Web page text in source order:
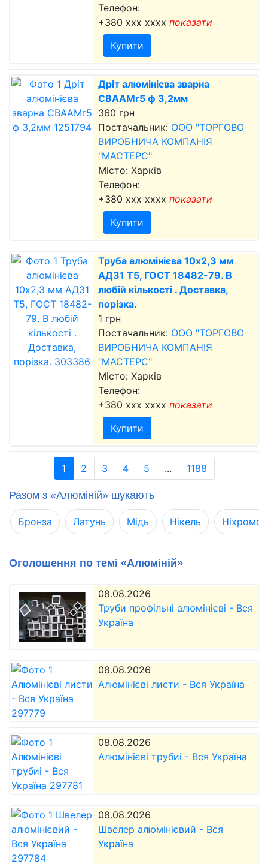
Телефон:
+380 xxx xxxx показати
Купити
Дріт алюмінієва зварна
СВААМг5 ф 3,2мм
360 грн
Постачальник: ООО "ТОРГОВО
ВИРОБНИЧА КОМПАНІЯ
"МАСТЕРС"
Місто: Харків
Телефон:
+380 xxx xxxx показати
Купити
Труба алюмінієва 10х2,3 мм
АД31 Т5, ГОСТ 18482-79. В
любій кількості . Доставка,
порізка.
1 грн
Постачальник: ООО "ТОРГОВО
ВИРОБНИЧА КОМПАНІЯ
"МАСТЕРС"
Місто: Харків
Телефон:
+380 xxx xxxx показати
Купити
1 2 3 4 5 ... 1188
Разом з «Алюміній» шукають
Бронза Латунь Мідь Нікель
Оголошення по темі «Алюміній»
08.08.2026
Труби профільні алюмінієві - Вся
Україна
08.08.2026
Алюмінієві листи - Вся Україна
08.08.2026
Алюмінієві трубиі - Вся Україна
08.08.2026
Швелер алюмінієвий - Вся
Україна